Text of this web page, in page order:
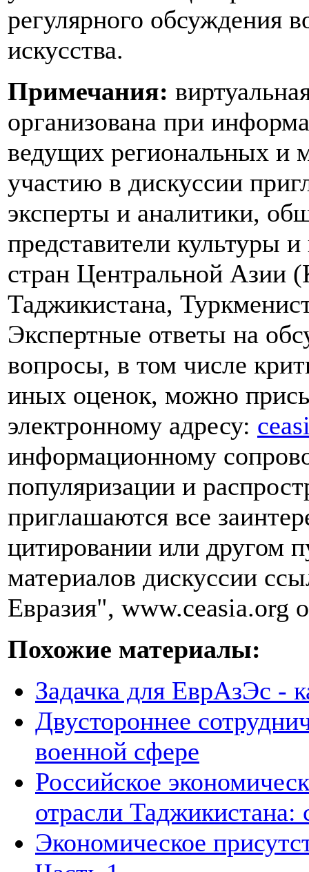
регулярного обсуждения
искусства.
Примечания:
организована при
ведущих региональных
участию в дискуссии
эксперты и аналитики,
представители культуры
стран Центральной Азии
Таджикистана,
Экспертные ответы на
вопросы, в том числе
иных оценок, можно
электронному адресу:
информационному
популяризации и
приглашаются все
цитировании или другом
материалов дискуссии
Евразия", www.ceasia.org
Похожие материалы:
Задачка для ЕврАзЭс -
Двустороннее
военной сфере
Российское
отрасли Таджикистана:
Экономическое